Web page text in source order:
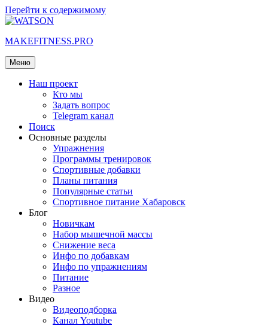
Перейти к содержимому
MAKEFITNESS.PRO
Меню
Наш проект
Кто мы
Задать вопрос
Telegram канал
Поиск
Основные разделы
Упражнения
Программы тренировок
Спортивные добавки
Планы питания
Популярные статьи
Спортивное питание Хабаровск
Блог
Новичкам
Набор мышечной массы
Снижение веса
Инфо по добавкам
Инфо по упражнениям
Питание
Разное
Видео
Видеоподборка
Канал Youtube